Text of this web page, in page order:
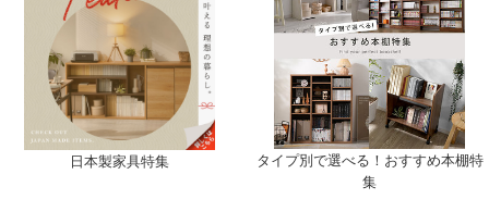
日本製家具特集
タイプ別で選べる！おすすめ本棚特
集